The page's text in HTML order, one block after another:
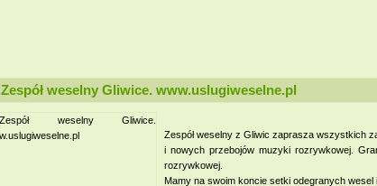
Zespół weselny Gliwice. www.uslugiweselne.pl
Zespół weselny z Gliwic zaprasza wszystkich
i nowych przebojów muzyki rozrywkowej.
rozrywkowej.
Mamy na swoim koncie setki odegranych